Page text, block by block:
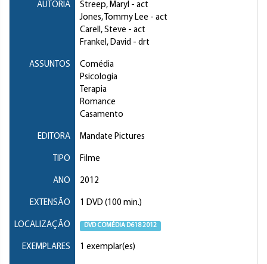
AUTORIA Streep, Maryl - act
Jones, Tommy Lee - act
Carell, Steve - act
Frankel, David - drt
ASSUNTOS
Comédia
Psicologia
Terapia
Romance
Casamento
EDITORA Mandate Pictures
TIPO Filme
ANO 2012
EXTENSÃO 1 DVD (100 min.)
LOCALIZAÇÃO DVD COMÉDIA D618 2012
EXEMPLARES 1 exemplar(es)